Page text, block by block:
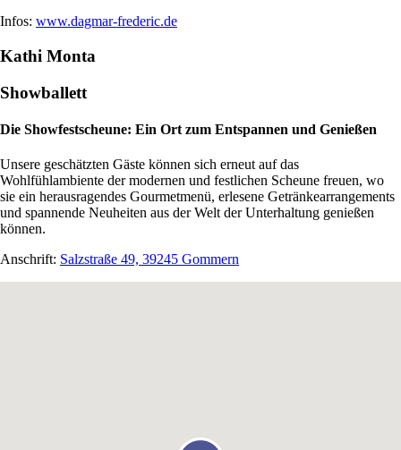
Infos: www.dagmar-frederic.de
Kathi Monta
Showballett
Die Showfestscheune: Ein Ort zum Entspannen und Genießen
Unsere geschätzten Gäste können sich erneut auf das
Wohlfühlambiente der modernen und festlichen Scheune freuen, wo
sie ein herausragendes Gourmetmenü, erlesene Getränkearrangements
und spannende Neuheiten aus der Welt der Unterhaltung genießen
können.
Anschrift: Salzstraße 49, 39245 Gommern